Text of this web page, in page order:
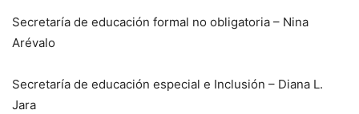
Secretaría de educación formal no obligatoria – Nina
Arévalo
Secretaría de educación especial e Inclusión – Diana L.
Jara